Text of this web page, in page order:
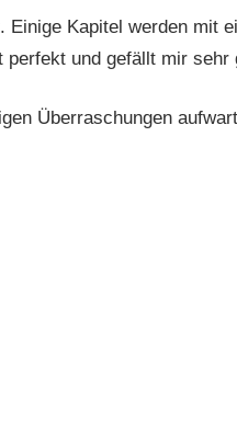
Kapitel werden mit
perfekt und gefällt mir sehr
Überraschungen